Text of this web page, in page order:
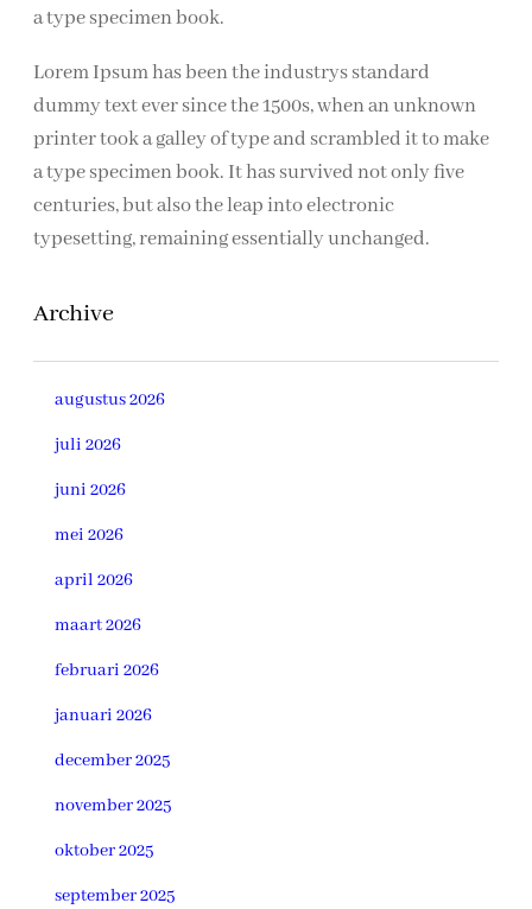
a type specimen book.
Lorem Ipsum has been the industrys standard
dummy text ever since the 1500s, when an unknown
printer took a galley of type and scrambled it to make
a type specimen book. It has survived not only five
centuries, but also the leap into electronic
typesetting, remaining essentially unchanged.
Archive
augustus 2026
juli 2026
juni 2026
mei 2026
april 2026
maart 2026
februari 2026
januari 2026
december 2025
november 2025
oktober 2025
september 2025